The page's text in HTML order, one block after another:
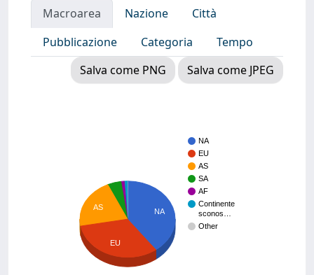
Macroarea Nazione
Città
Pubblicazione
Categoria
Tempo
Salva come PNG
Salva come JPEG
NA
EU
AS
SA
AF
Continente
sconos…
Other
NA
AS
EU